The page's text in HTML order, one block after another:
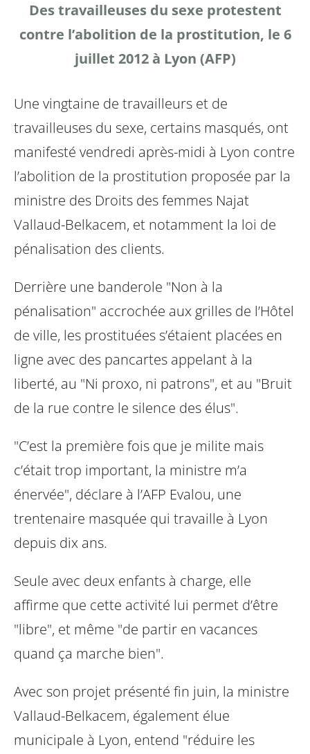
Des travailleuses du sexe protestent
contre l’abolition de la prostitution, le 6
juillet 2012 à Lyon (AFP)
Une vingtaine de travailleurs et de
travailleuses du sexe, certains masqués, ont
manifesté vendredi après-midi à Lyon contre
l’abolition de la prostitution proposée par la
ministre des Droits des femmes Najat
Vallaud-Belkacem, et notamment la loi de
pénalisation des clients.
Derrière une banderole "Non à la
pénalisation" accrochée aux grilles de l’Hôtel
de ville, les prostituées s’étaient placées en
ligne avec des pancartes appelant à la
liberté, au "Ni proxo, ni patrons", et au "Bruit
de la rue contre le silence des élus".
"C’est la première fois que je milite mais
c’était trop important, la ministre m’a
énervée", déclare à l’AFP Evalou, une
trentenaire masquée qui travaille à Lyon
depuis dix ans.
Seule avec deux enfants à charge, elle
affirme que cette activité lui permet d’être
"libre", et même "de partir en vacances
quand ça marche bien".
Avec son projet présenté fin juin, la ministre
Vallaud-Belkacem, également élue
municipale à Lyon, entend "réduire les